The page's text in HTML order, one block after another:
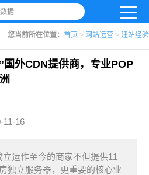
据
您当前所在位置： 首页 > 网站运营 > 建站经验
外CDN提供商，专业POP
11-16
运作至今的商家不但提供11
独立服务器，更重要的核心业